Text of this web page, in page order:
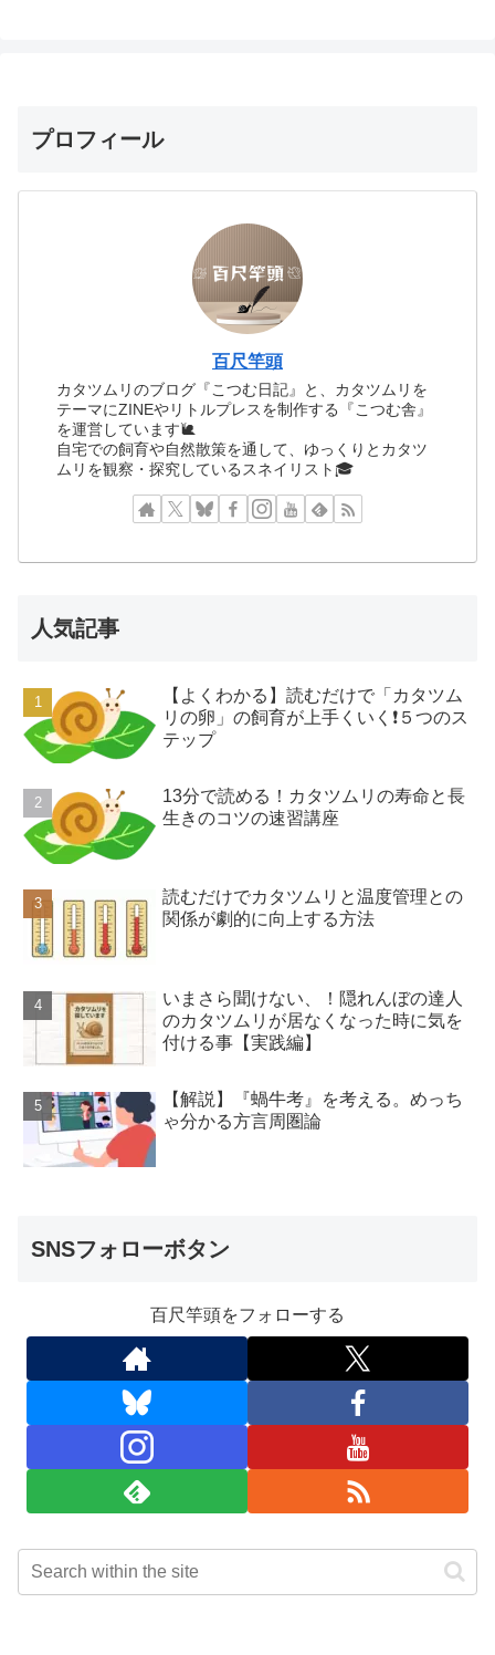
プロフィール
百尺竿頭
カタツムリのブログ『こつむ日記』と、カタツムリを
テーマにZINEやリトルプレスを制作する『こつむ舎』
を運営しています🐌
自宅での飼育や自然散策を通して、ゆっくりとカタツ
ムリを観察・探究しているスネイリスト🎓
人気記事
【よくわかる】読むだけで「カタツム
リの卵」の飼育が上手くいく❗️５つのス
テップ
13分で読める！カタツムリの寿命と長
生きのコツの速習講座
読むだけでカタツムリと温度管理との
関係が劇的に向上する方法
いまさら聞けない、！隠れんぼの達人
のカタツムリが居なくなった時に気を
付ける事【実践編】
【解説】『蝸牛考』を考える。めっち
ゃ分かる方言周圏論
SNSフォローボタン
百尺竿頭をフォローする